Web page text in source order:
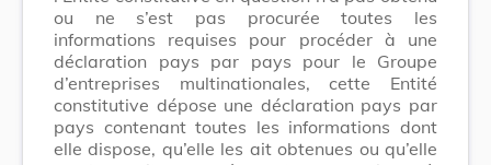
ou ne s’est pas procurée toutes les
informations requises pour procéder à une
déclaration pays par pays pour le Groupe
d’entreprises multinationales, cette Entité
constitutive dépose une déclaration pays par
pays contenant toutes les informations dont
elle dispose, qu’elle les ait obtenues ou qu’elle